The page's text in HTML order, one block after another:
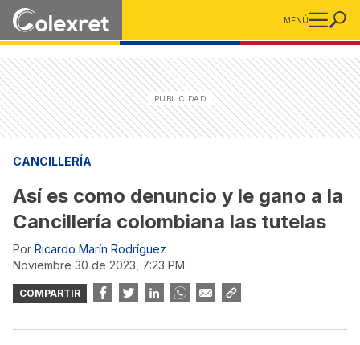
MENÚ
CANCILLERÍA
Así es como denuncio y le gano a la
Cancillería colombiana las tutelas
Por Ricardo Marín Rodríguez
noviembre 30 de 2023, 7:23 PM
COMPARTIR